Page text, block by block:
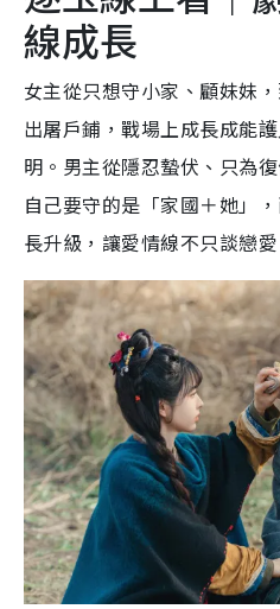
線成長
女主從只想守小家、顧妹妹
出屠戶鋪，戰場上成長成能
明。男主從隱忍蟄伏、只為
自己要守的是「家國＋她」
長升級，讓愛情線不只談戀愛